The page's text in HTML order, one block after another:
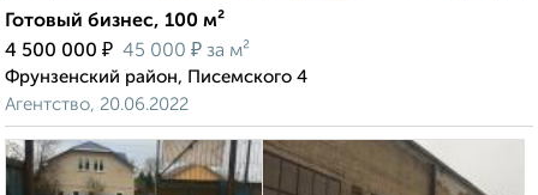
Готовый бизнес, 100 м²
4 500 000 ₽ 45 000 ₽ за м²
Фрунзенский район, Писемского 4
Агентство, 20.06.2022